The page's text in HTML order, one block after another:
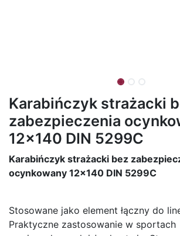
Karabińczyk strażacki
zabezpieczenia
12x140 DIN 5299C
Karabińczyk strażacki bez
ocynkowany 12x140 DIN 5299C
Stosowane jako element łączny do
Praktyczne zastosowanie w sportach